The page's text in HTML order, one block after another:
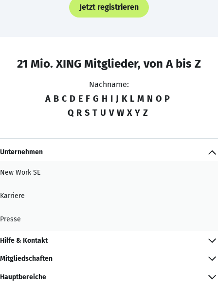
Jetzt registrieren
21 Mio. XING Mitglieder, von A bis Z
Nachname:
A B C D E F G H I J K L M N O P
Q R S T U V W X Y Z
Unternehmen
New Work SE
Karriere
Presse
Hilfe & Kontakt
Mitgliedschaften
Hauptbereiche